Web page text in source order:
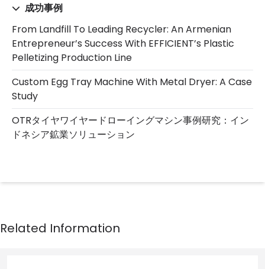
成功事例
From Landfill To Leading Recycler: An Armenian
Entrepreneur’s Success With EFFICIENT’s Plastic
Pelletizing Production Line
Custom Egg Tray Machine With Metal Dryer: A Case
Study
OTRタイヤワイヤードローイングマシン事例研究：イン
ドネシア鉱業ソリューション